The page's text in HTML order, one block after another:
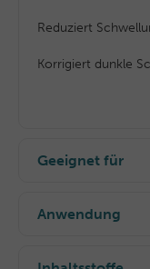
Reduziert
Korrigiert dunkle
Geeignet für
Ideal bei ersten
Anwendung
die gereinigte